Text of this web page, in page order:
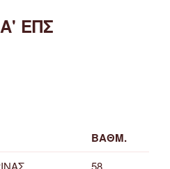
ΕΠΣ
ΒΑΘΜ.
58